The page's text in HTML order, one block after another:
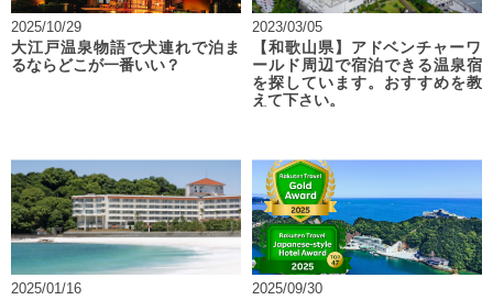
2025/10/29
大江戸温泉物語で犬連れで泊ま
るならどこが一番いい？
2023/03/05
【和歌山県】アドベンチャーワ
ールド周辺で宿泊できる温泉宿
を探しています。おすすめを教
えて下さい。
2025/01/16
2025/09/30